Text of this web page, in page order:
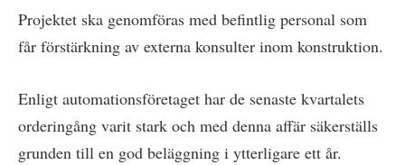
Projektet ska genomföras med befintlig personal som
får förstärkning av externa konsulter inom konstruktion.
Enligt automationsföretaget har de senaste kvartalets
orderingång varit stark och med denna affär säkerställs
grunden till en god beläggning i ytterligare ett år.